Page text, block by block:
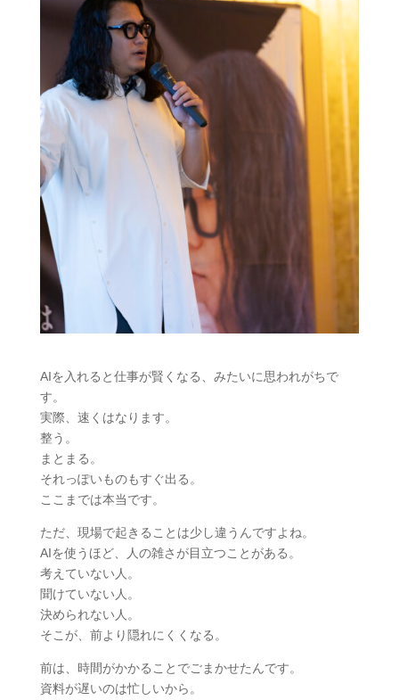
AIを入れると仕事が賢くなる、みたいに思われがちで
す。
実際、速くはなります。
整う。
まとまる。
それっぽいものもすぐ出る。
ここまでは本当です。
ただ、現場で起きることは少し違うんですよね。
AIを使うほど、人の雑さが目立つことがある。
考えていない人。
聞けていない人。
決められない人。
そこが、前より隠れにくくなる。
前は、時間がかかることでごまかせたんです。
資料が遅いのは忙しいから。